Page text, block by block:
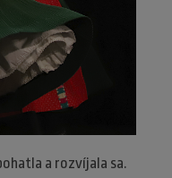
a rozvíjala sa.